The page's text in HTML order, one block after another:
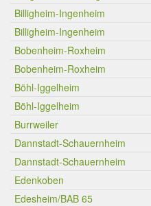
Billigheim-Ingenheim
Billigheim-Ingenheim
Bobenheim-Roxheim
Bobenheim-Roxheim
Böhl-Iggelheim
Böhl-Iggelheim
Burrweiler
Dannstadt-Schauernheim
Dannstadt-Schauernheim
Edenkoben
Edesheim/BAB 65